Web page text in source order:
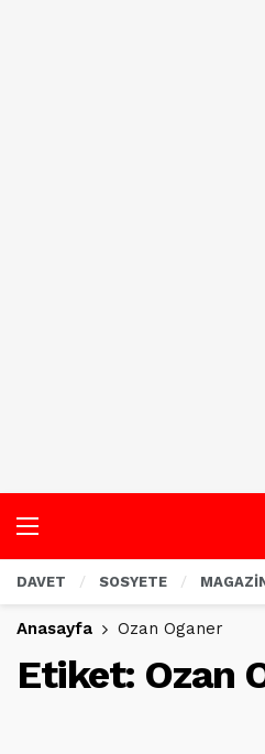
DAVET SOSYETE
Anasayfa Ozan Oganer
Etiket: Ozan